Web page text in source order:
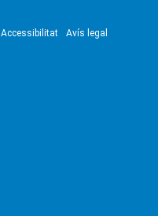
Accessibilitat Avís legal